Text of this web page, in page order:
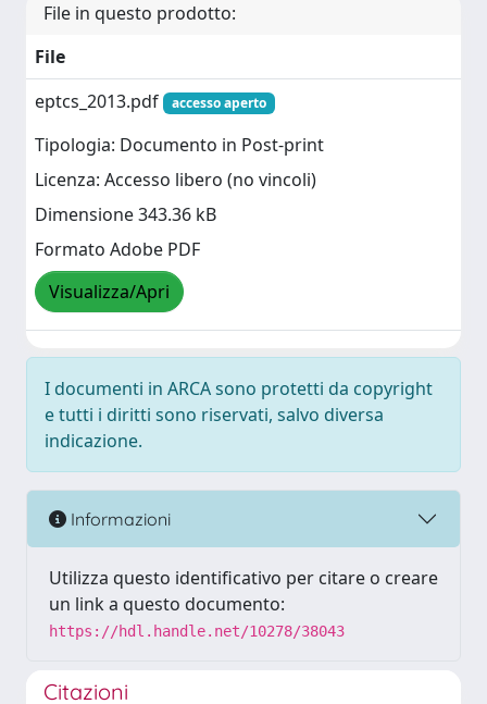
File in questo prodotto:
File
eptcs_2013.pdf
accesso aperto
Tipologia: Documento in Post-print
Licenza: Accesso libero (no vincoli)
Dimensione 343.36 kB
Formato Adobe PDF
Visualizza/Apri
I documenti in ARCA sono protetti da copyright
e tutti i diritti sono riservati, salvo diversa
indicazione.
Informazioni
Utilizza questo identificativo per citare o creare
un link a questo documento:
https://hdl.handle.net/10278/38043
Citazioni